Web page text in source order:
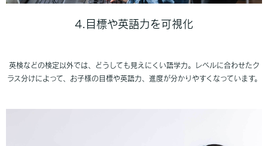
4.目標や英語力を可視化
英検などの検定以外では、どうしても見えにくい語学力。レベルに合わせたク
ラス分けによって、お子様の目標や英語力、進度が分かりやすくなっています。